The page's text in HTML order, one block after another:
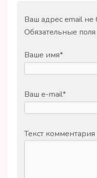
Ваш адрес email не
Обязательные
Ваше имя*
Ваш e-mail*
Текст комментария